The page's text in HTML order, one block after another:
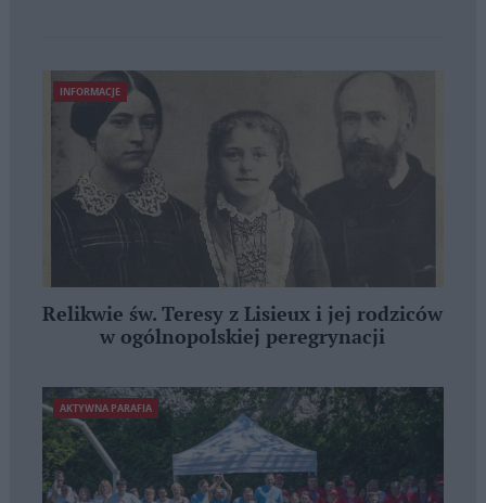
INFORMACJE
Relikwie św. Teresy z Lisieux i jej rodziców
w ogólnopolskiej peregrynacji
AKTYWNA PARAFIA